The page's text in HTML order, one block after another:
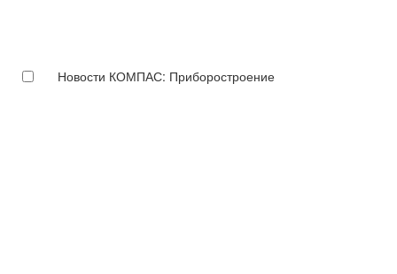
Новости КОМПАС: Приборостроение